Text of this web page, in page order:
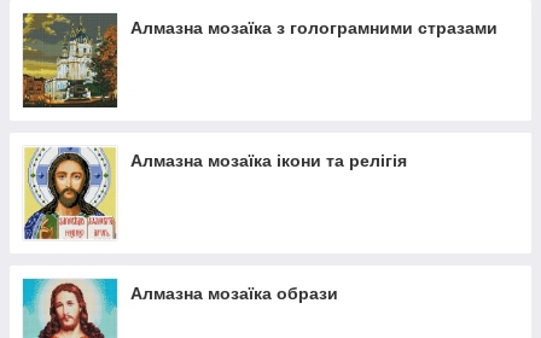
Алмазна мозаїка з голограмними стразами
Алмазна мозаїка ікони та релігія
Алмазна мозаїка образи